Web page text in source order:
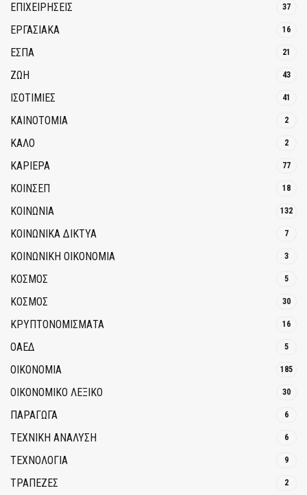
ΕΠΙΧΕΙΡΗΣΕΙΣ 37
ΕΡΓΑΣΙΑΚΑ 16
ΕΣΠΑ 21
ΖΩΗ 43
ΙΣΟΤΙΜΙΕΣ 41
ΚΑΙΝΟΤΟΜΊΑ 2
ΚΑΛΟ 2
ΚΑΡΙΕΡΑ 77
ΚΟΙΝΣΕΠ 18
ΚΟΙΝΩΝΙΑ 132
ΚΟΙΝΩΝΙΚΆ ΔΊΚΤΥΑ 7
ΚΟΙΝΩΝΙΚΉ ΟΙΚΟΝΟΜΊΑ 3
ΚΟΣΜΟΣ 5
ΚΟΣΜΟΣ 30
ΚΡΥΠΤΟΝΟΜΊΣΜΑΤΑ 16
ΟΑΕΔ 5
ΟΙΚΟΝΟΜΙΑ 185
ΟΙΚΟΝΟΜΙΚΟ ΛΕΞΙΚΟ 30
ΠΑΡΑΓΩΓΑ 6
ΤΕΧΝΙΚΗ ΑΝΑΛΥΣΗ 6
ΤΕΧΝΟΛΟΓΙΑ 9
ΤΡΆΠΕΖΕΣ 2